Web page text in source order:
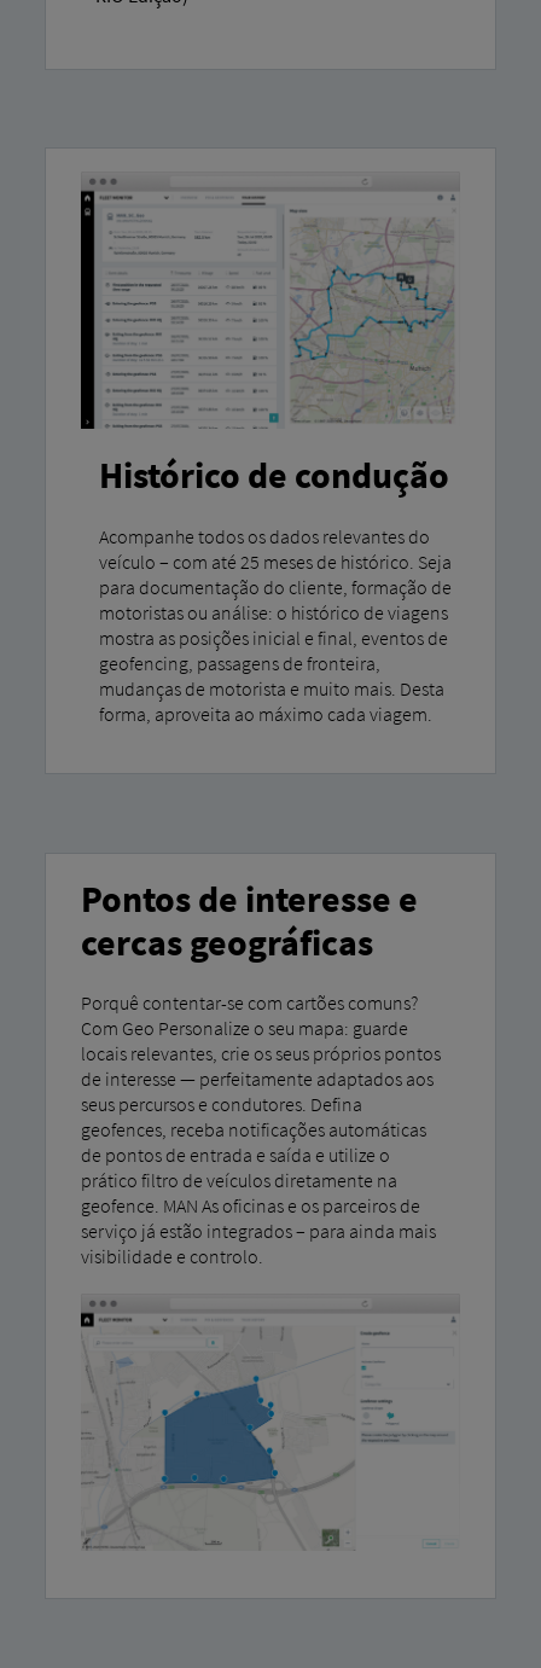
Histórico de condução
Acompanhe todos os dados relevantes do
veículo – com até 25 meses de histórico. Seja
para documentação do cliente, formação de
motoristas ou análise: o histórico de viagens
mostra as posições inicial e final, eventos de
geofencing, passagens de fronteira,
mudanças de motorista e muito mais. Desta
forma, aproveita ao máximo cada viagem.
Pontos de interesse e
cercas geográficas
Porquê contentar-se com cartões comuns?
Com Geo Personalize o seu mapa: guarde
locais relevantes, crie os seus próprios pontos
de interesse — perfeitamente adaptados aos
seus percursos e condutores. Defina
geofences, receba notificações automáticas
de pontos de entrada e saída e utilize o
prático filtro de veículos diretamente na
geofence. MAN As oficinas e os parceiros de
serviço já estão integrados – para ainda mais
visibilidade e controlo.